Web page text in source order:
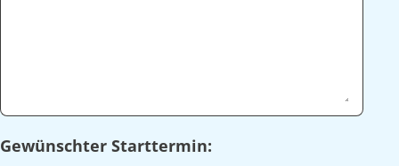
Gewünschter Starttermin: